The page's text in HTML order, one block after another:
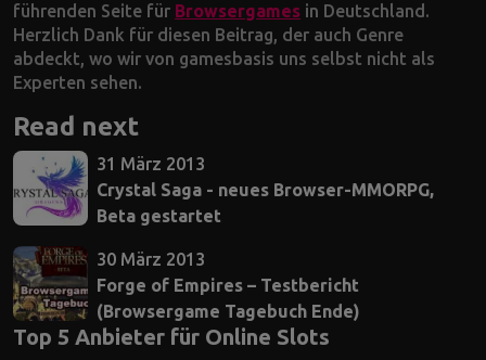
führenden Seite für Browsergames in Deutschland.
Herzlich Dank für diesen Beitrag, der auch Genre
abdeckt, wo wir von gamesbasis uns selbst nicht als
Experten sehen.
Read next
31 März 2013
Crystal Saga - neues Browser-MMORPG,
Beta gestartet
30 März 2013
Forge of Empires – Testbericht
(Browsergame Tagebuch Ende)
Top 5 Anbieter für Online Slots